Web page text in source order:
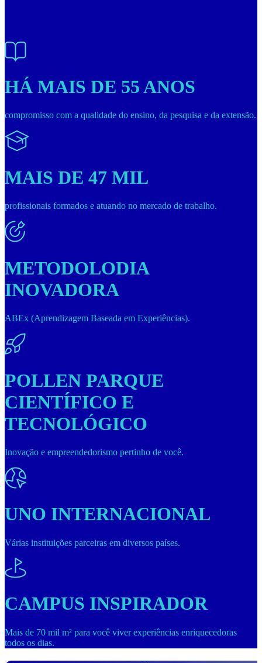
HÁ MAIS DE 55 ANOS
compromisso com a qualidade do ensino, da pesquisa e da extensão.
MAIS DE 47 MIL
profissionais formados e atuando no mercado de trabalho.
METODOLODIA
INOVADORA
ABEx (Aprendizagem Baseada em Experiências).
POLLEN PARQUE
CIENTÍFICO E
TECNOLÓGICO
Inovação e empreendedorismo pertinho de você.
UNO INTERNACIONAL
Várias instituições parceiras em diversos países.
CAMPUS INSPIRADOR
Mais de 70 mil m² para você viver experiências enriquecedoras
todos os dias.